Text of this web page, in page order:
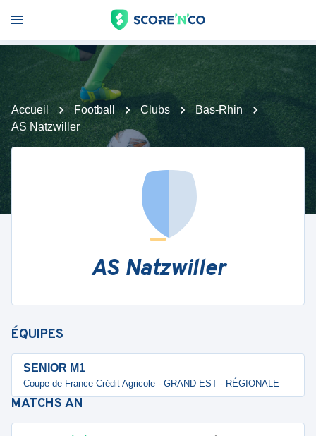
Accueil Football Clubs
Bas-Rhin
AS Natzwiller
AS Natzwiller
ÉQUIPES
SENIOR M1
Coupe de France Crédit Agricole - GRAND EST - RÉGIONALE
MATCHS AN